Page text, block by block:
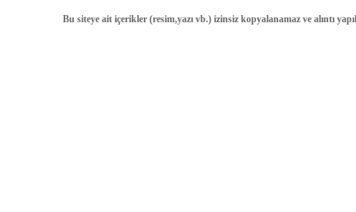
Bu siteye ait içerikler (resim,yazı vb.) izinsiz kopyalanamaz ve alıntı